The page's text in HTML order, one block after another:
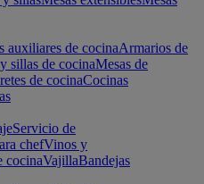
auxiliares de cocinaArmarios de
sillas de cocinaMesas de
de cocinaCocinas
Servicio de
chefVinos y
cocinaVajillaBandejas